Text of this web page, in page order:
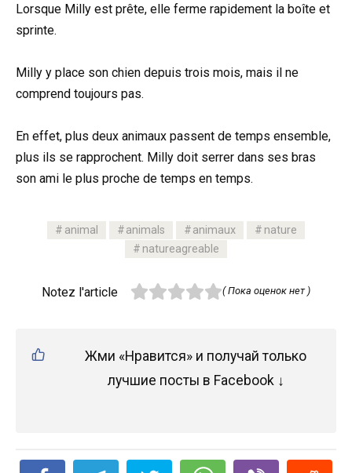
Lorsque Milly est prête, elle ferme rapidement la boîte et
sprinte.
Milly y place son chien depuis trois mois, mais il ne
comprend toujours pas.
En effet, plus deux animaux passent de temps ensemble,
plus ils se rapprochent. Milly doit serrer dans ses bras
son ami le plus proche de temps en temps.
animal animals animaux
nature
natureagreable
Notez l'article ( Пока оценок нет )
Жми «Нравится» и получай только
лучшие посты в Facebook ↓